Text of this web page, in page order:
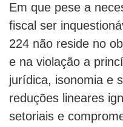
Em que pese a
fiscal ser
224 não reside no
e na violação a
jurídica, isonomia e
reduções lineares
setoriais e